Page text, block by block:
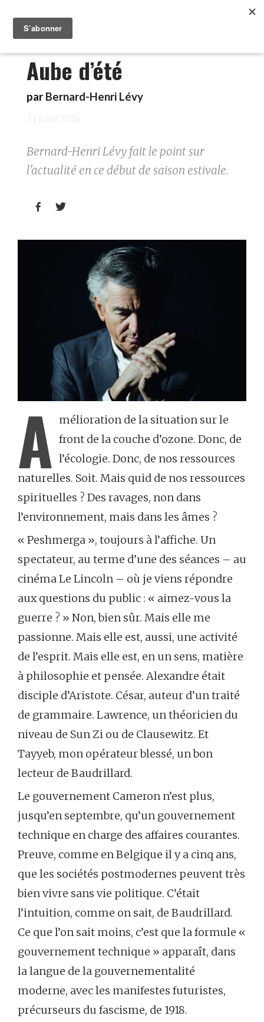
Aube d’été
par Bernard-Henri Lévy
11 juillet 2016
Bernard-Henri Lévy fait le point sur
l'actualité en ce début de saison estivale.
 
A mélioration de la situation sur le
front de la couche d’ozone. Donc, de
l’écologie. Donc, de nos ressources
naturelles. Soit. Mais quid de nos ressources
spirituelles ? Des ravages, non dans
l’environnement, mais dans les âmes ?
« Peshmerga », toujours à l’affiche. Un
spectateur, au terme d’une des séances – au
cinéma Le Lincoln – où je viens répondre
aux questions du public : « aimez-vous la
guerre ? » Non, bien sûr. Mais elle me
passionne. Mais elle est, aussi, une activité
de l’esprit. Mais elle est, en un sens, matière
à philosophie et pensée. Alexandre était
disciple d’Aristote. César, auteur d’un traité
de grammaire. Lawrence, un théoricien du
niveau de Sun Zi ou de Clausewitz. Et
Tayyeb, mon opérateur blessé, un bon
lecteur de Baudrillard.
Le gouvernement Cameron n’est plus,
jusqu’en septembre, qu’un gouvernement
technique en charge des affaires courantes.
Preuve, comme en Belgique il y a cinq ans,
que les sociétés postmodernes peuvent très
bien vivre sans vie politique. C’était
l’intuition, comme on sait, de Baudrillard.
Ce que l’on sait moins, c’est que la formule «
gouvernement technique » apparaît, dans
la langue de la gouvernementalité
moderne, avec les manifestes futuristes,
précurseurs du fascisme, de 1918.